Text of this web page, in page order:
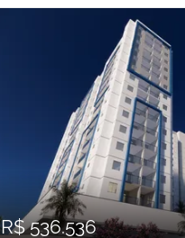
R$ 536.536